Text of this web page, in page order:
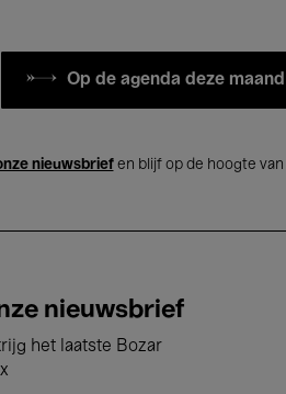
Op de agenda deze maand
nieuwsbriefen blijf op de hoogte
nieuwsbrief
het laatste Bozar